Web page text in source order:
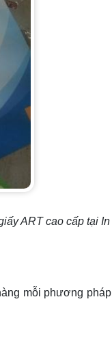
ART cao cấp tại In
mỗi phương pháp